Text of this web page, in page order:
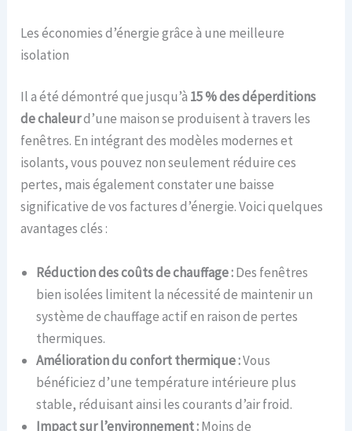
Les économies d’énergie grâce à une meilleure
isolation
Il a été démontré que jusqu’à 15 % des déperditions
de chaleurd’une maison se produisent à travers les
fenêtres. En intégrant des modèles modernes et
isolants, vous pouvez non seulement réduire ces
pertes, mais également constater une baisse
significative de vos factures d’énergie. Voici quelques
avantages clés :
Réduction des coûts de chauffage :Des fenêtres
bien isolées limitent la nécessité de maintenir un
système de chauffage actif en raison de pertes
thermiques.
Amélioration du confort thermique :Vous
bénéficiez d’une température intérieure plus
stable, réduisant ainsi les courants d’air froid.
Impact sur l’environnement :Moins de